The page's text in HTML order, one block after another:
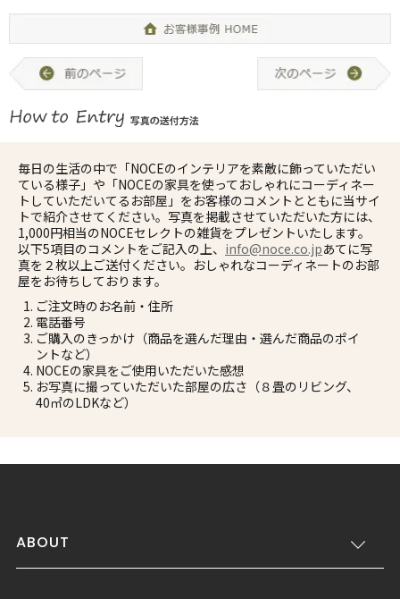
毎日の生活の中で「NOCEのインテリアを素敵に飾っていただい
ている様子」や「NOCEの家具を使っておしゃれにコーディネー
トしていただいてるお部屋」をお客様のコメントとともに当サイ
トで紹介させてください。写真を掲載させていただいた方には、
1,000円相当のNOCEセレクトの雑貨をプレゼントいたします。
以下5項目のコメントをご記入の上、 info@noce.co.jpあてに写
真を２枚以上ご送付ください。おしゃれなコーディネートのお部
屋をお待ちしております。
ご注文時のお名前・住所
電話番号
ご購入のきっかけ（商品を選んだ理由・選んだ商品のポイ
ントなど）
NOCEの家具をご使用いただいた感想
お写真に撮っていただいた部屋の広さ（８畳のリビング、
40㎡のLDKなど）
ABOUT